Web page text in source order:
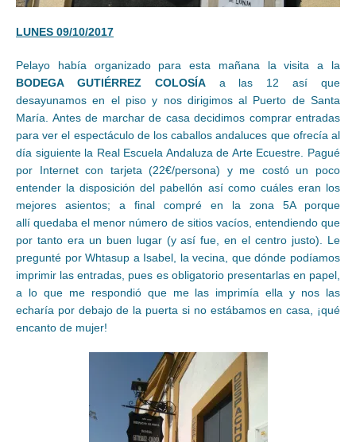
LUNES 09/10/2017
Pelayo había organizado para esta mañana la visita a la
BODEGA GUTIÉRREZ COLOSÍAa las 12 así que
desayunamos en el piso y nos dirigimos al Puerto de Santa
María. Antes de marchar de casa decidimos comprar entradas
para ver el espectáculo de los caballos andaluces que ofrecía al
día siguiente la Real Escuela Andaluza de Arte Ecuestre. Pagué
por Internet con tarjeta (22€/persona) y me costó un poco
entender la disposición del pabellón así como cuáles eran los
mejores asientos; a final compré en la zona 5A porque
allí quedaba el menor número de sitios vacíos, entendiendo que
por tanto era un buen lugar (y así fue, en el centro justo). Le
pregunté por Whtasup a Isabel, la vecina, que dónde podíamos
imprimir las entradas, pues es obligatorio presentarlas en papel,
a lo que me respondió que me las imprimía ella y nos las
echaría por debajo de la puerta si no estábamos en casa, ¡qué
encanto de mujer!